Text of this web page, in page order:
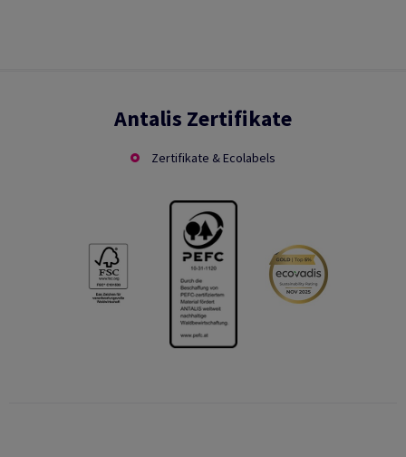
Antalis Zertifikate
Zertifikate & Ecolabels